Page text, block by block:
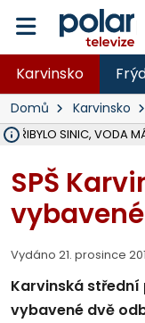
Karvinsko
Domů Karvinsko
PŘIBYLO SINIC, VODA
SPŠ
Vydáno 21. prosince
Karvinská
vybavené dvě